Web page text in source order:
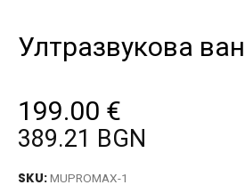
Ултразвукова
199.00 €
389.21 BGN
SKU:MUPROMAX-1